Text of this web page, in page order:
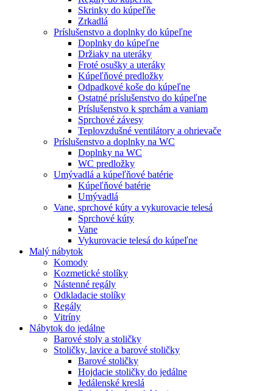
Skrinky do kúpeľňe
Zrkadlá
Príslušenstvo a doplnky do kúpeľne
Doplnky do kúpeľne
Držiaky na uteráky
Froté osušky a uteráky
Kúpeľňové predložky
Odpadkové koše do kúpeľne
Ostatné príslušenstvo do kúpeľne
Príslušenstvo k sprchám a vaniam
Sprchové závesy
Teplovzdušné ventilátory a ohrievače
Príslušenstvo a doplnky na WC
Doplnky na WC
WC predložky
Umývadlá a kúpeľňové batérie
Kúpeľňové batérie
Umývadlá
Vane, sprchové kúty a vykurovacie telesá
Sprchové kúty
Vane
Vykurovacie telesá do kúpeľne
Malý nábytok
Komody
Kozmetické stolíky
Nástenné regály
Odkladacie stolíky
Regály
Vitríny
Nábytok do jedálne
Barové stoly a stoličky
Stoličky, lavice a barové stoličky
Barové stoličky
Hojdacie stoličky do jedálne
Jedálenské kreslá